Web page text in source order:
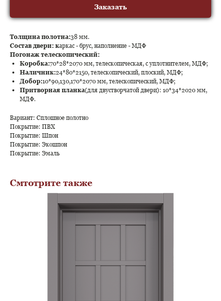
Заказать
Толщина полотна:38 мм.
Состав двери: каркас - брус, наполнение - МДФ
Погонаж телескопический:
Коробка:70*28*2070 мм, телескопическая, с уплотнителем, МДФ;
Наличник:24*80*2150, телескопический, плоский, МДФ;
Добор:10*90,130,170*2070 мм, телескопический, МДФ;
Притворная планка(для двустворчатой двери): 10*34*2020 мм,
МДФ.
Вариант: Сплошное полотно
Покрытие: ПВХ
Покрытие: Шпон
Покрытие: Экошпон
Покрытие: Эмаль
Смтотрите также